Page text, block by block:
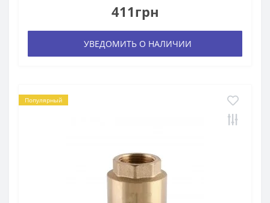
411грн
УВЕДОМИТЬ О НАЛИЧИИ
Популярный